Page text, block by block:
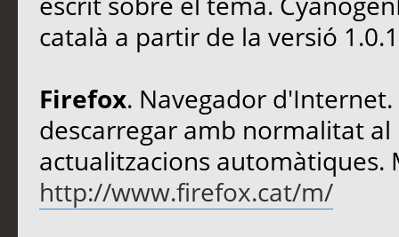
català a partir de la versió
Firefox. Navegador d'Internet.
descarregar amb normalitat
actualitzacions automàtiques.
http://www.firefox.cat/m/